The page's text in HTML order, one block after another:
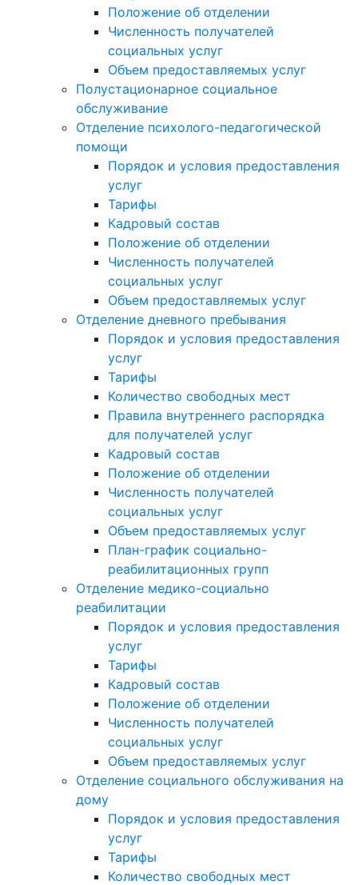
Положение об отделении
Численность получателей
социальных услуг
Объем предоставляемых услуг
Полустационарное социальное
обслуживание
Отделение психолого-педагогической
помощи
Порядок и условия предоставления
услуг
Тарифы
Кадровый состав
Положение об отделении
Численность получателей
социальных услуг
Объем предоставляемых услуг
Отделение дневного пребывания
Порядок и условия предоставления
услуг
Тарифы
Количество свободных мест
Правила внутреннего распорядка
для получателей услуг
Кадровый состав
Положение об отделении
Численность получателей
социальных услуг
Объем предоставляемых услуг
План-график социально-
реабилитационных групп
Отделение медико-социально
реабилитации
Порядок и условия предоставления
услуг
Тарифы
Кадровый состав
Положение об отделении
Численность получателей
социальных услуг
Объем предоставляемых услуг
Отделение социального обслуживания на
дому
Порядок и условия предоставления
услуг
Тарифы
Количество свободных мест